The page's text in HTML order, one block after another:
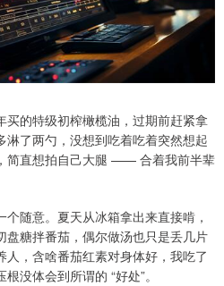
买的特级初榨橄榄油，过期前赶紧拿
了两勺，没想到吃着吃着突然想起
简直想拍自己大腿 —— 合着我前半辈
随意。夏天从冰箱拿出来直接啃，
盘糖拌番茄，偶尔做汤也只是丢几片
，含啥番茄红素对身体好，我吃了
没体会到所谓的 “好处”。